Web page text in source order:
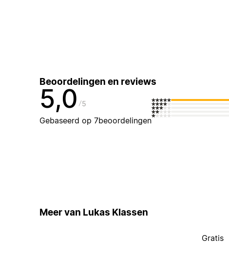
Beoordelingen en reviews
5,0 5
Gebaseerd op 7beoordelingen
Meer van Lukas Klassen
Gratis